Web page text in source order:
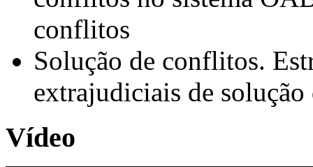
conflitos
Solução de conflitos.
extrajudiciais de
Vídeo